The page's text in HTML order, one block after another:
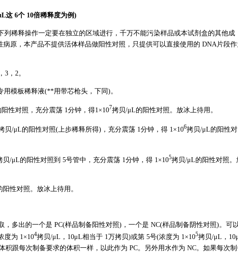
这 6个 10倍稀释度为例)
列稀释操作一定要在独立的区域进行，千万不能污染样品或本试剂盒的其他成
原，本产品不提供活体样品做阳性对照，只提供可以直接使用的 DNA片段作
，2。
用模板稀释液(**用带芯枪头，下同)。
性对照，充分震荡 1分钟，得1×107拷贝/μL的阳性对照。放冰上待用。
贝/μL的阳性对照(上步稀释所得)，充分震荡 1分钟，得 1×106拷贝/μL的阳性对
贝/μL的阳性对照到 5号管中，充分震荡 1分钟，得 1×105拷贝/μL的阳性对照。
性对照。放冰上待用。
，多出的一个是 PC(样品制备阳性对照)，一个是 NC(样品制备阴性对照)。可
度为 1×104拷贝/μL，10μL相当于 1万拷贝)或第 5号(浓度为 1×105拷贝/μL，
积跟每次制备要求的体积一样，以此作为 PC。另外用水作为 NC。如果每次制